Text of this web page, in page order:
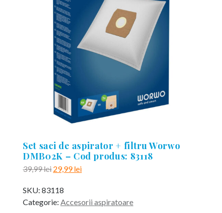
Set saci de aspirator + filtru Worwo
DMB02K – Cod produs: 83118
39,99lei Prețul
a
fost:
29,99leiPrețul
29,99 lei.
SKU: 83118
Categorie: Accesorii aspiratoare